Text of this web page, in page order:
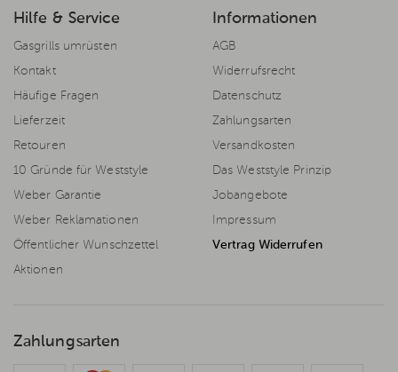
Hilfe & Service
Gasgrills umrüsten
Kontakt
Häufige Fragen
Lieferzeit
Retouren
10 Gründe für Weststyle
Weber Garantie
Weber Reklamationen
Öffentlicher Wunschzettel
Aktionen
Informationen
AGB
Widerrufsrecht
Datenschutz
Zahlungsarten
Versandkosten
Das Weststyle Prinzip
Jobangebote
Impressum
Vertrag Widerrufen
Zahlungsarten